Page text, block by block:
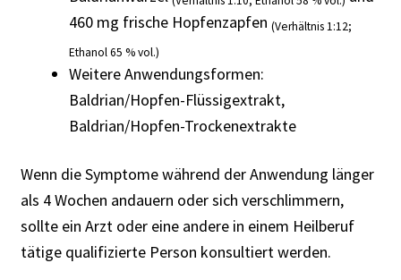
460 mg frische Hopfenzapfen (Verhältnis 1:12;
Ethanol 65 % vol.)
Weitere Anwendungsformen:
Baldrian/Hopfen-Flüssigextrakt,
Baldrian/Hopfen-Trockenextrakte
Wenn die Symptome während der Anwendung länger
als 4 Wochen andauern oder sich verschlimmern,
sollte ein Arzt oder eine andere in einem Heilberuf
tätige qualifizierte Person konsultiert werden.